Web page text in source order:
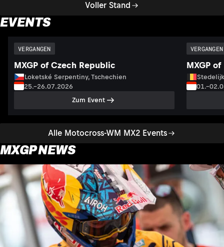
Voller Stand
EVENTS
Alle Motocross-WM MX2 Events
VERGANGEN
MXGP of Czech Republic
Loketské Serpentiny, Tschechien
25.–26.07.2026
Zum Event
VERGANGEN
MXGP
MXGP NEWS